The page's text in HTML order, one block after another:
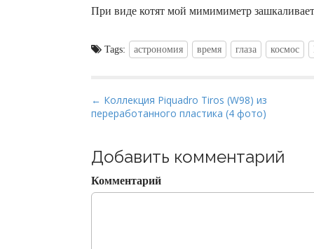
При виде котят мой мимимиметр
Tags: астрономия время глаза космос
P
o
t
n
a
← Коллекция Piquadro Tiros (W98) из
переработанного пластика (4 фото)
Добавить комментарий
Комментарий